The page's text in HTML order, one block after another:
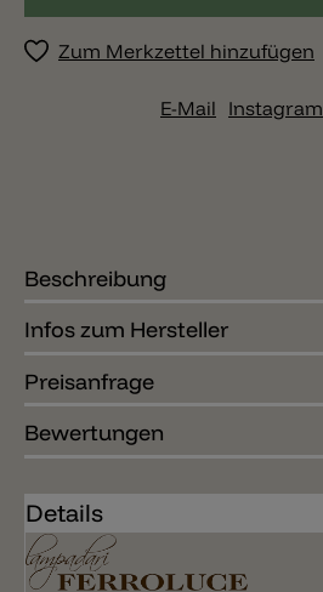
Zum Merkzettel hinzufügen
E-Mail Instagram
Beschreibung
Infos zum Hersteller
Preisanfrage
Bewertungen
Details